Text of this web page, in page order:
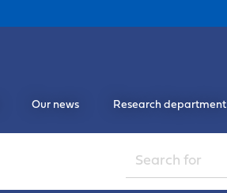
Our news Research department